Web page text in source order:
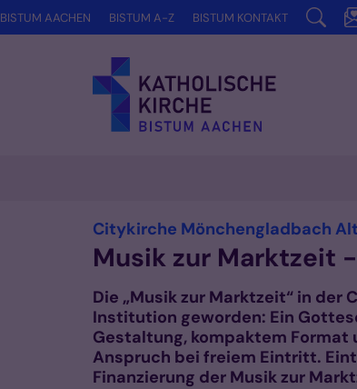
Zum Inhalt springen
BISTUM AACHEN BISTUM A-Z BISTUM KONTAKT
Citykirche Mönchengladbach
Musik zur Marktzeit
Die „Musik zur Marktzeit“ in
Institution geworden: Ein
Gestaltung, kompaktem Format
Anspruch bei freiem Eintritt.
Finanzierung der Musik zur